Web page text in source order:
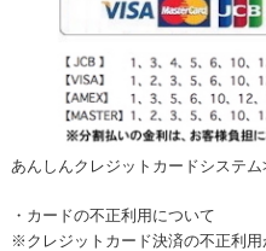
あんしんクレジットカードシステム
・カードの不正利用について
※クレジットカード決済の不正利